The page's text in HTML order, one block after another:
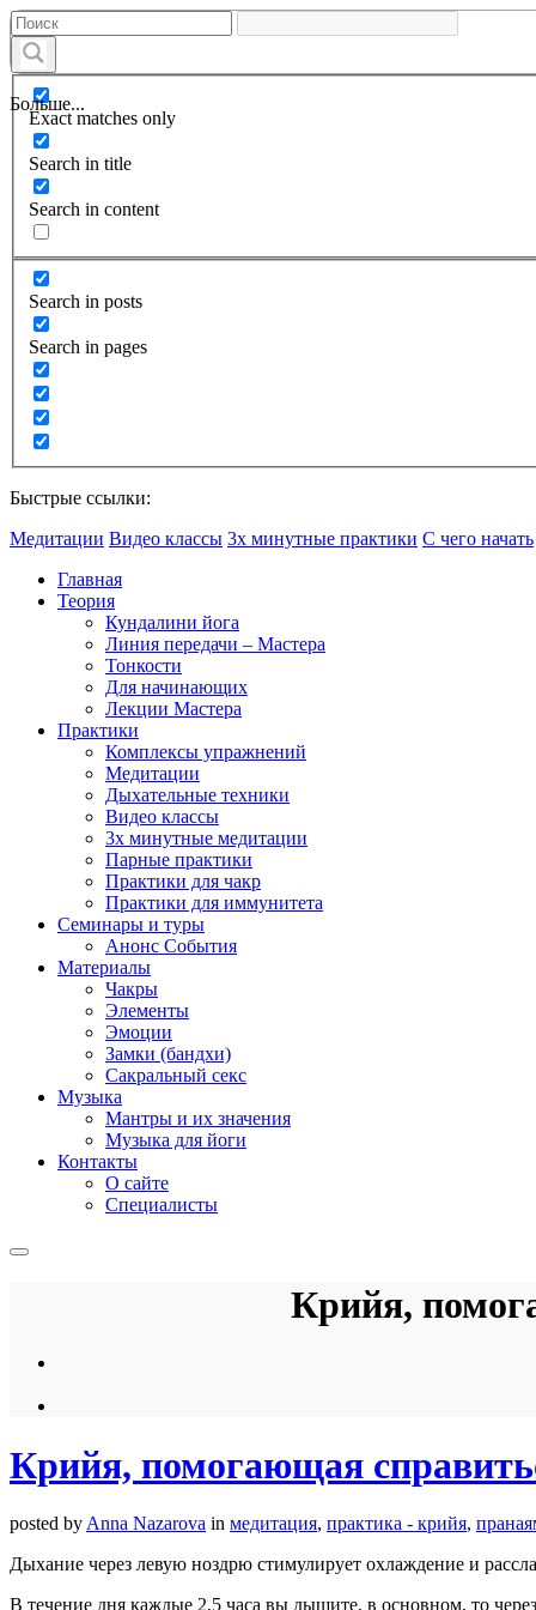
Больше...
Exact matches only
Search in title
Search in content
Search in posts
Search in pages
Быстрые ссылки:
Медитации Видео классы 3х минутные практики С чего начать
Главная
Теория
Кундалини йога
Линия передачи – Мастера
Тонкости
Для начинающих
Лекции Мастера
Практики
Комплексы упражнений
Медитации
Дыхательные техники
Видео классы
3х минутные медитации
Парные практики
Практики для чакр
Практики для иммунитета
Семинары и туры
Анонс События
Материалы
Чакры
Элементы
Эмоции
Замки (бандхи)
Сакральный секс
Музыка
Мантры и их значения
Музыка для йоги
Контакты
О сайте
Специалисты
Крийя,
Крийя, помогающая
posted by Anna Nazarova in медитация, практика - крийя,
Дыхание через левую ноздрю стимулирует охлаждение и
В течение дня каждые 2,5 часа вы дышите, в основном, то